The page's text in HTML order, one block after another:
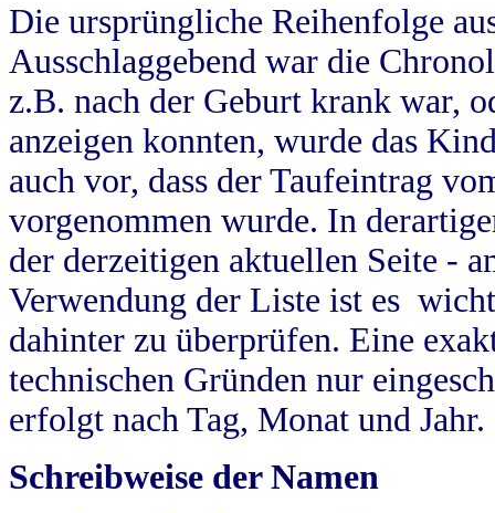
Die ursprüngliche Reihenfolge
Ausschlaggebend war die
z.B. nach der Geburt krank war,
anzeigen konnten, wurde das
auch vor, dass der Taufeintrag
vorgenommen wurde. In
der derzeitigen aktuellen Seite -
Verwendung der Liste ist es
dahinter zu überprüfen. Eine
technischen Gründen nur
erfolgt nach Tag, Monat und Jahr.
Schreibweise der Namen